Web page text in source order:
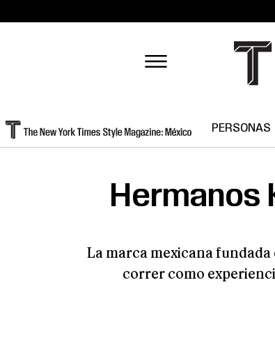
PERSONAS
Hermanos
La marca mexicana
correr como